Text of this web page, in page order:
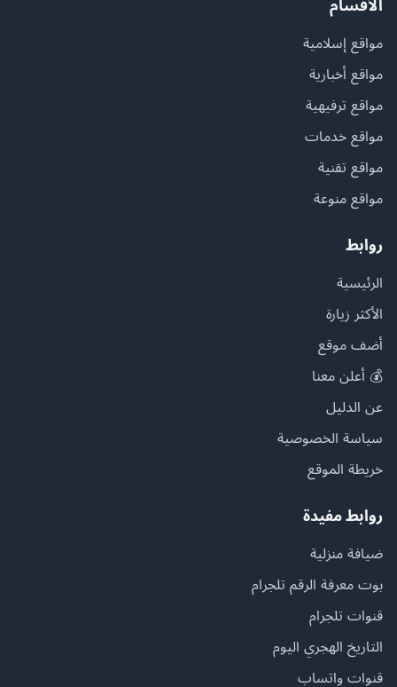
الأقسام
مواقع إسلامية
مواقع أخبارية
مواقع ترفيهية
مواقع خدمات
مواقع تقنية
مواقع منوعة
روابط
الرئيسية
الأكثر زيارة
أضف موقع
💰 أعلن معنا
عن الدليل
سياسة الخصوصية
خريطة الموقع
روابط مفيدة
ضيافة منزلية
بوت معرفة الرقم تلجرام
قنوات تلجرام
التاريخ الهجري اليوم
قنوات واتساب